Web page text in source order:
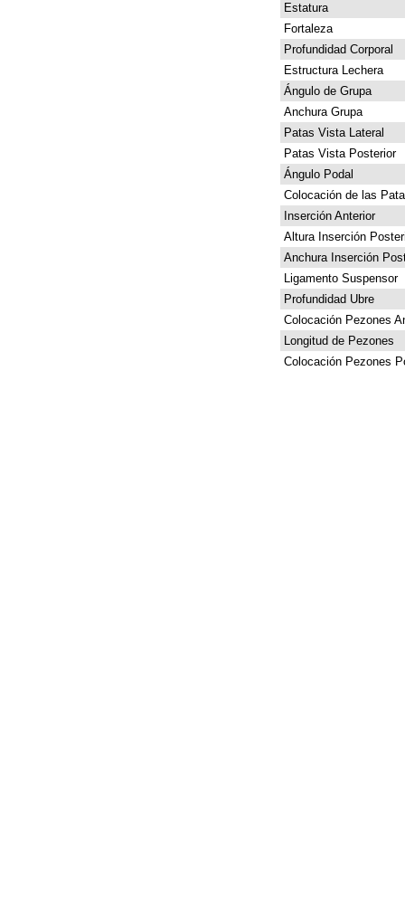
Estatura
Fortaleza
Profundidad Corporal
Estructura Lechera
Ángulo de Grupa
Anchura Grupa
Patas Vista Lateral
Patas Vista Posterior
Ángulo Podal
Colocación de las
Inserción Anterior
Altura Inserción
Anchura Inserción
Ligamento Suspensor
Profundidad Ubre
Colocación Pezones
Longitud de Pezones
Colocación Pezones